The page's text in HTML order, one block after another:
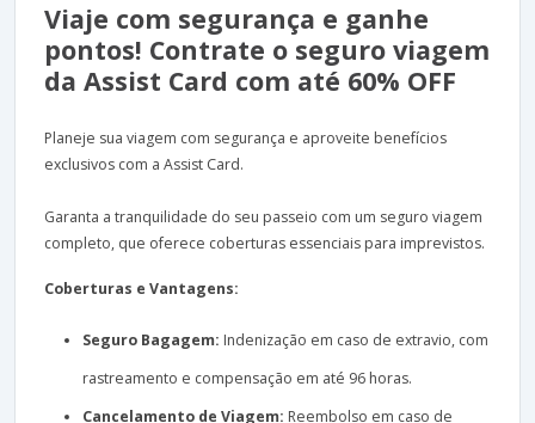
Viaje com segurança e ganhe
pontos! Contrate o seguro viagem
da Assist Card com até 60% OFF
Planeje sua viagem com segurança e aproveite benefícios
exclusivos com a Assist Card.
Garanta a tranquilidade do seu passeio com um seguro viagem
completo, que oferece coberturas essenciais para imprevistos.
Coberturas e Vantagens:
Seguro Bagagem: Indenização em caso de extravio, com
rastreamento e compensação em até 96 horas.
Cancelamento de Viagem: Reembolso em caso de